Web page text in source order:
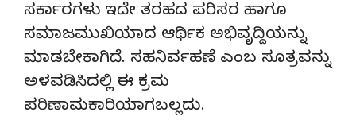
ಸರ್ಕಾರಗಳು ಇದೇ ತರಹದ ಪರಿಸರ ಹಾಗೂ
ಸಮಾಜಮುಖಿಯಾದ ಆರ್ಥಿಕ ಅಭಿವೃದ್ದಿಯನ್ನು
ಮಾಡಬೇಕಾಗಿದೆ. ಸಹನಿರ್ವಹಣೆ ಎಂಬ ಸೂತ್ರವನ್ನು
ಅಳವಡಿಸಿದಲ್ಲಿ ಈ ಕ್ರಮ
ಪರಿಣಾಮಕಾರಿಯಾಗಬಲ್ಲದು.